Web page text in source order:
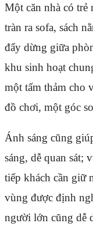
Một căn nhà có
tràn ra sofa, sách
đẩy dừng giữa
khu sinh hoạt
một tấm thảm cho
đồ chơi, một góc
Ánh sáng cũng
sáng, dễ quan sát;
tiếp khách cần giữ
vùng được định
người lớn cũng dễ